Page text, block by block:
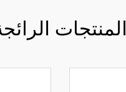
المنتجات